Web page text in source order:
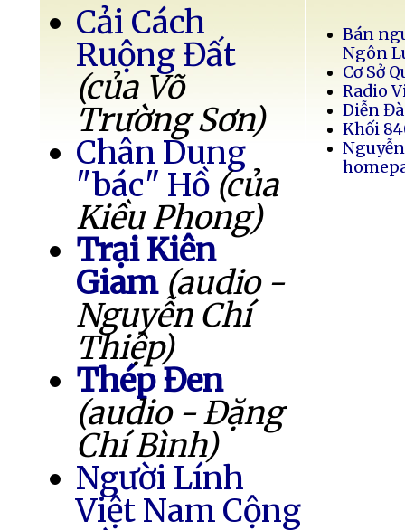
Cải Cách
Ruộng Đất
(của Võ
Trường Sơn)
Chân Dung
"bác" Hồ (của
Kiều Phong)
Trại Kiên
Giam (audio -
Nguyễn Chí
Thiệp)
Thép Đen
(audio - Đặng
Chí Bình)
Người Lính
Việt Nam Cộng
Bán
Ngôn
Cơ Sở
Radio
Diễn
Khối